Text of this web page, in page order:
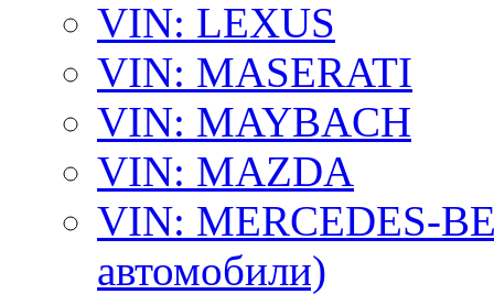
VIN: LEXUS
VIN: MASERATI
VIN: MAYBACH
VIN: MAZDA
VIN: MERCEDES-
автомобили)